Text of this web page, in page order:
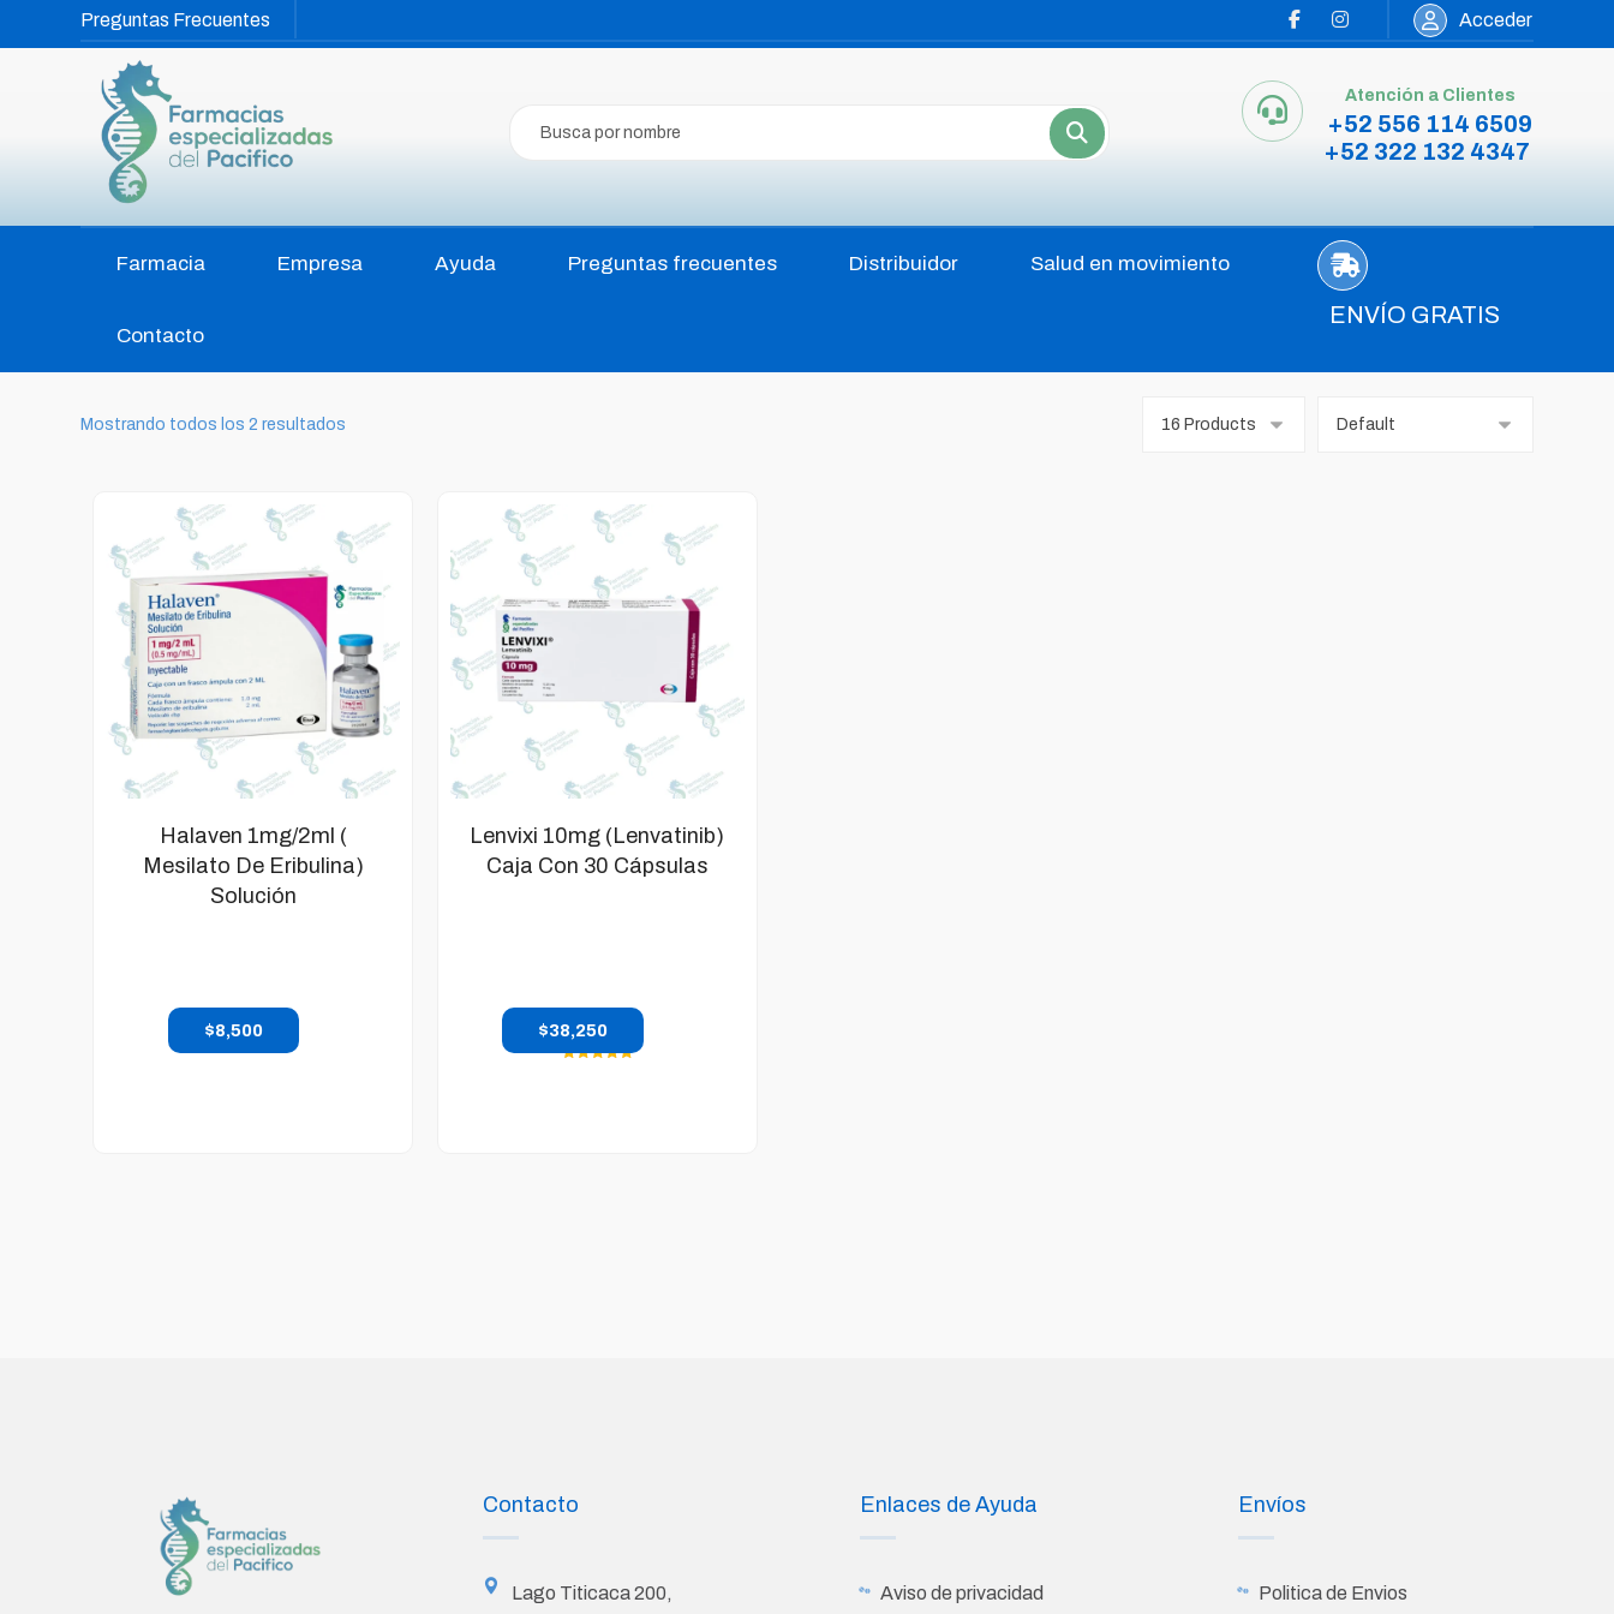
Preguntas Frecuentes Acceder
Atención a Clientes
+52 556 114 6509
+52 322 132 4347
Farmacia Empresa Ayuda Preguntas frecuentes Distribuidor Salud en movimiento
Contacto
ENVÍO GRATIS
Mostrando todos los 2 resultados
Halaven 1mg/2ml (
Mesilato De Eribulina)
Solución
$8,500
Lenvixi 10mg (Lenvatinib)
Caja Con 30 Cápsulas
$38,250
Contacto
Lago Titicaca 200,
Enlaces de Ayuda
Aviso de privacidad
Envíos
Politica de Envios